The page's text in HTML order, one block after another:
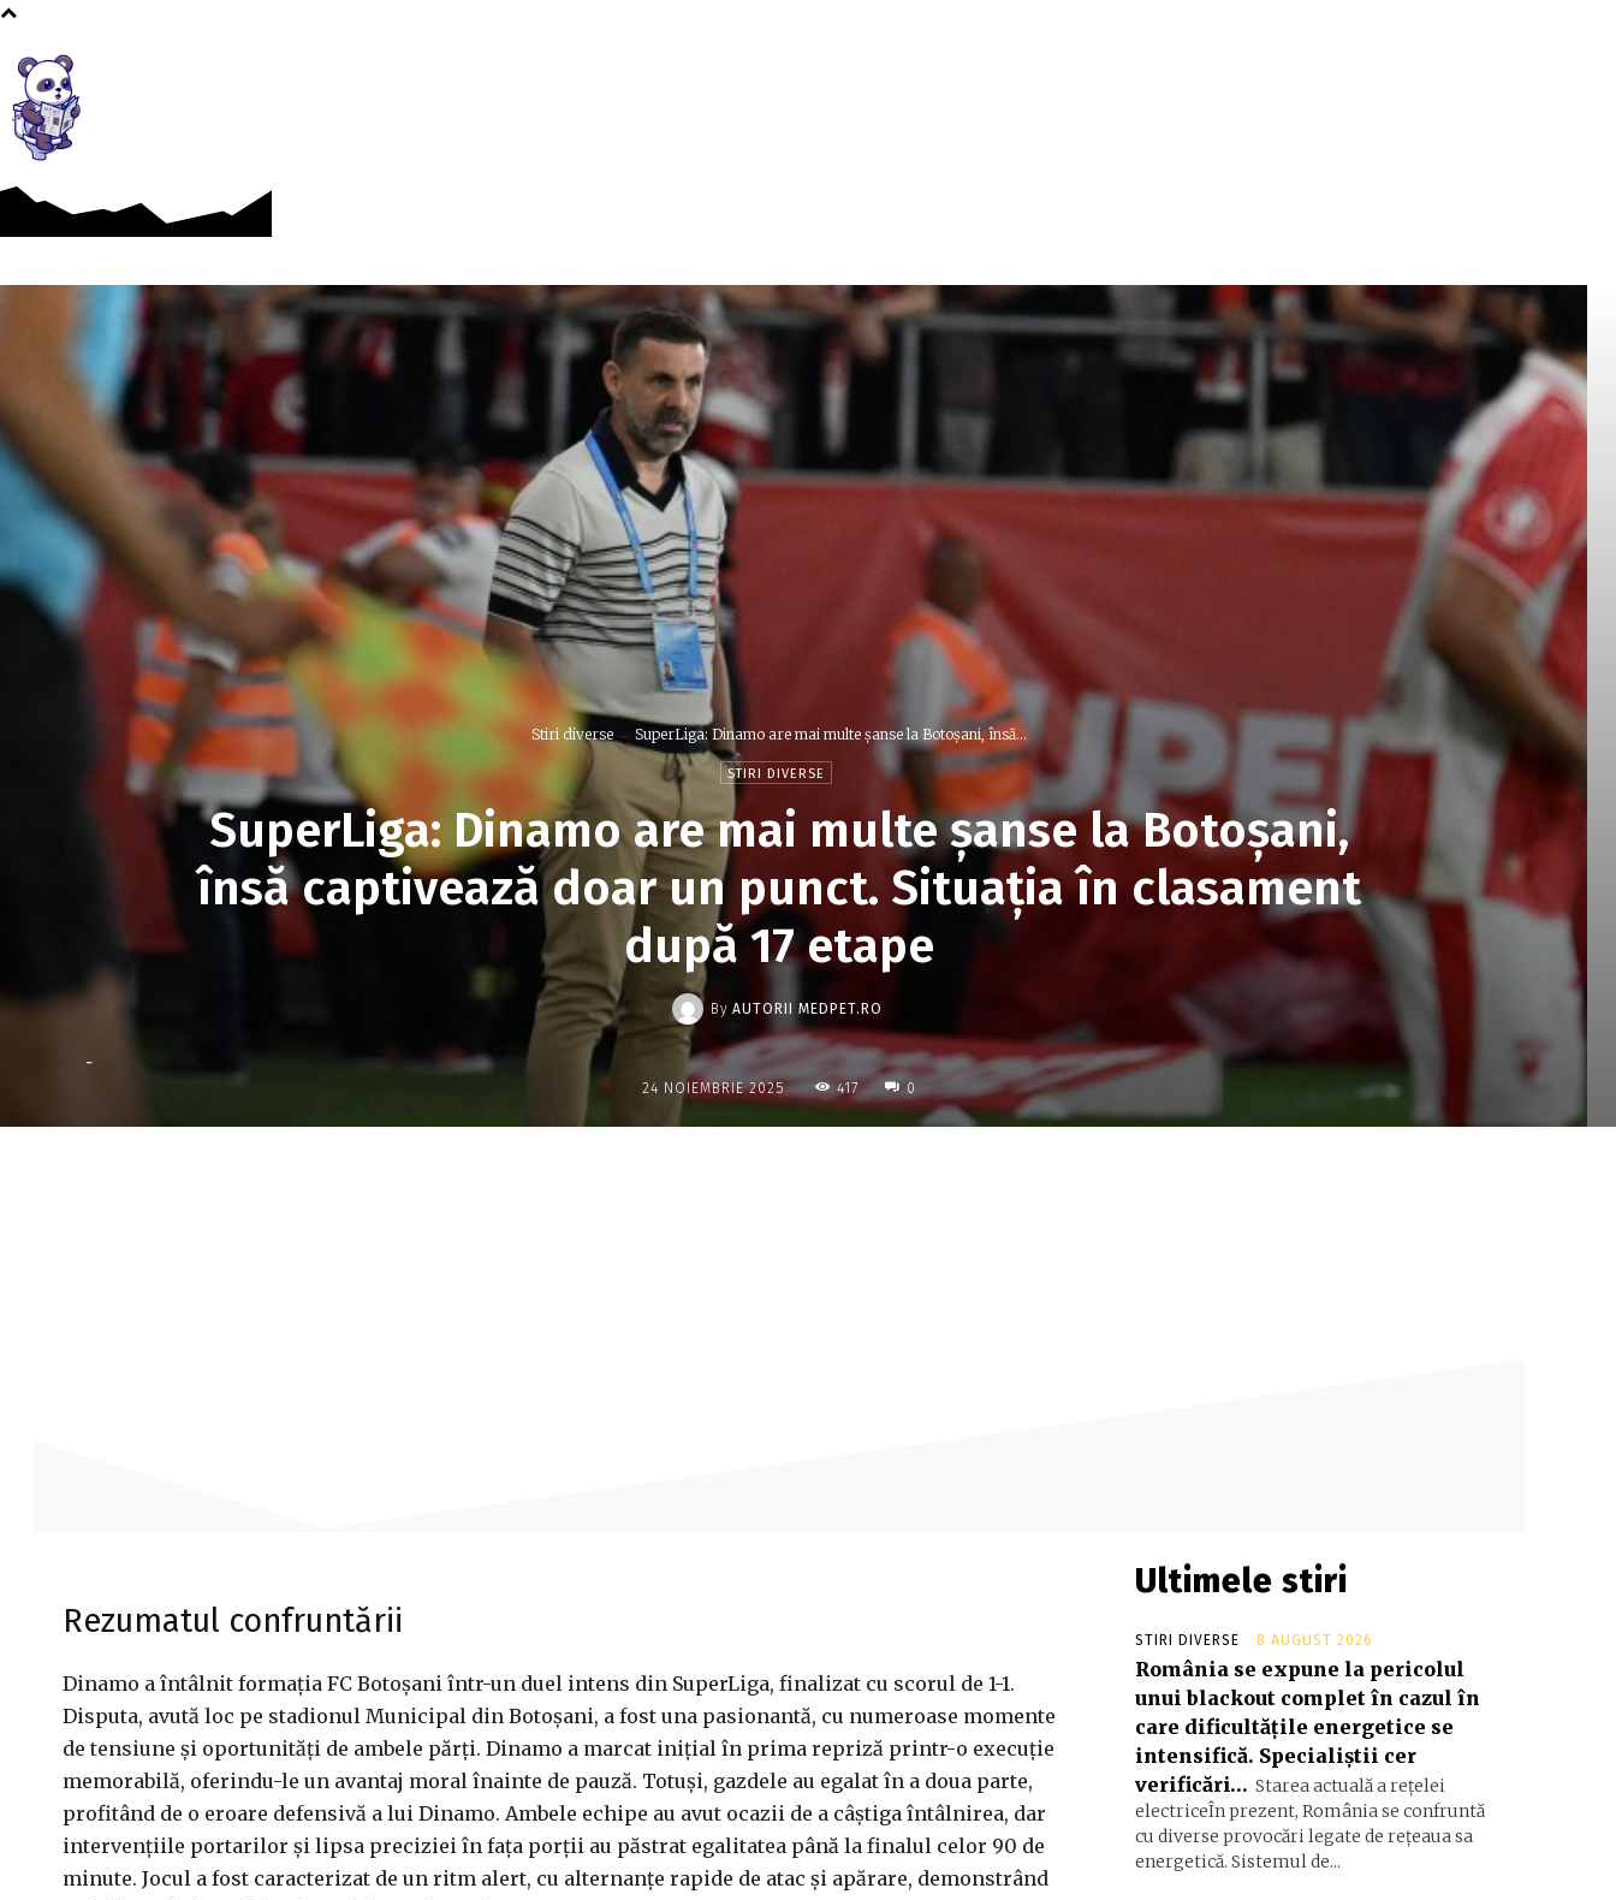
Stiri diverse SuperLiga: Dinamo are mai multe șanse la Botoșani, însă...
STIRI DIVERSE
SuperLiga: Dinamo are mai multe șanse la Botoșani,
însă captivează doar un punct. Situația în clasament
după 17 etape
By AUTORII MEDPET.RO
-
24 NOIEMBRIE 2025 417 0
Rezumatul confruntării
Dinamo a întâlnit formația FC Botoșani într-un duel intens din SuperLiga, finalizat cu scorul de 1-1.
Disputa, avută loc pe stadionul Municipal din Botoșani, a fost una pasionantă, cu numeroase momente
de tensiune și oportunități de ambele părți. Dinamo a marcat inițial în prima repriză printr-o execuție
memorabilă, oferindu-le un avantaj moral înainte de pauză. Totuși, gazdele au egalat în a doua parte,
profitând de o eroare defensivă a lui Dinamo. Ambele echipe au avut ocazii de a câștiga întâlnirea, dar
intervențiile portarilor și lipsa preciziei în fața porții au păstrat egalitatea până la finalul celor 90 de
minute. Jocul a fost caracterizat de un ritm alert, cu alternanțe rapide de atac și apărare, demonstrând
Ultimele stiri
STIRI DIVERSE 8 AUGUST 2026
România se expune la pericolul
unui blackout complet în cazul în
care dificultățile energetice se
intensifică. Specialiștii cer
verificări… Starea actuală a rețelei
electriceÎn prezent, România se confruntă
cu diverse provocări legate de rețeaua sa
energetică. Sistemul de...